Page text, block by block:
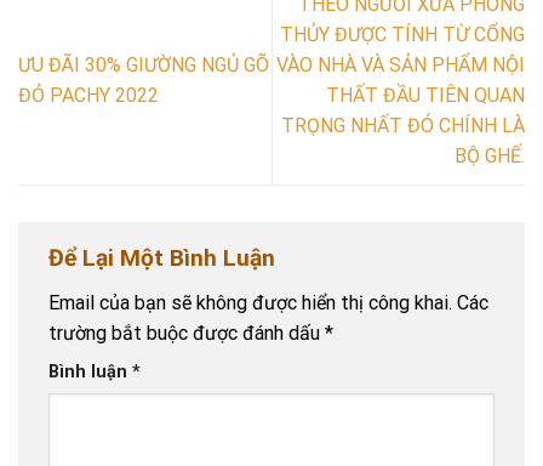
ƯU ĐÃI 30% GIƯỜNG NGỦ GÕ
ĐỎ PACHY 2022
THỦY ĐƯỢC TÍNH TỪ CỔNG
VÀO NHÀ VÀ SẢN PHẨM NỘI
THẤT ĐẦU TIÊN QUAN
TRỌNG NHẤT ĐÓ CHÍNH LÀ
BỘ GHẾ.
Để Lại Một Bình Luận
Email của bạn sẽ không được hiển thị công khai. Các
trường bắt buộc được đánh dấu *
Bình luận *